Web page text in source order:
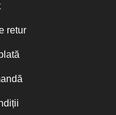
retur